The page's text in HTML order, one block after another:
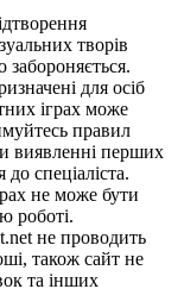
творів
для осіб
іграх може
правил
виявленні перших
до спеціаліста.
не може бути
роботі.
не проводить
також сайт не
та інших